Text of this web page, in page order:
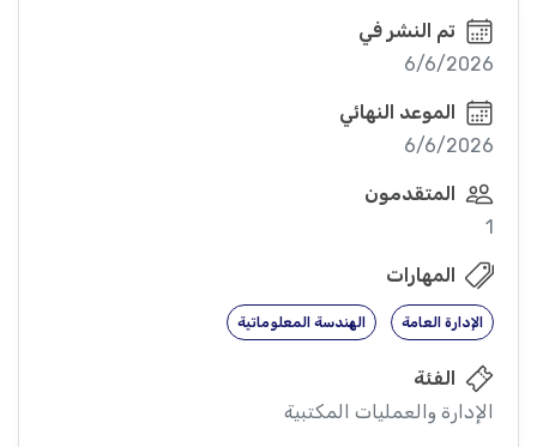
تم النشر في
6/6/2026
الموعد النهائي
6/6/2026
المتقدمون
1
المهارات
الإدارة العامة الهندسة المعلوماتية
الفئة
الإدارة والعمليات المكتبية